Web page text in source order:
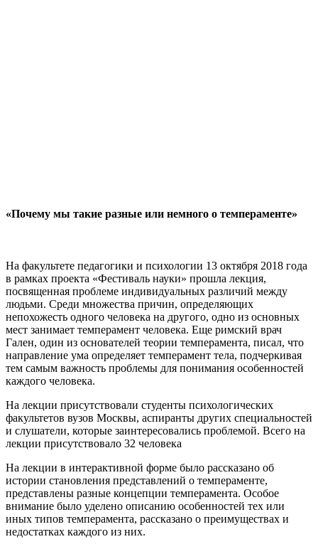
«Почему мы такие разные или немного о темпераменте»
На факультете педагогики и психологии 13 октября 2018 года
в рамках проекта «Фестиваль науки» прошла лекция,
посвященная проблеме индивидуальных различий между
людьми. Среди множества причин, определяющих
непохожесть одного человека на другого, одно из основных
мест занимает темперамент человека. Еще римский врач
Гален, один из основателей теории темперамента, писал, что
направление ума определяет темперамент тела, подчеркивая
тем самым важность проблемы для понимания особенностей
каждого человека.
На лекции присутствовали студенты психологических
факультетов вузов Москвы, аспиранты других специальностей
и слушатели, которые заинтересовались проблемой. Всего на
лекции присутствовало 32 человека
На лекции в интерактивной форме было рассказано об
истории становления представлений о темпераменте,
представлены разные концепции темперамента. Особое
внимание было уделено описанию особенностей тех или
иных типов темперамента, рассказано о преимуществах и
недостатках каждого из них.